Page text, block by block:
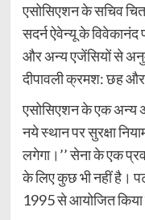
एसोसिएशन के सचिव
सदर्न ऐवेन्यू के
और अन्य एजेंसियों से
दीपावली क्रमश: छह और
एसोसिएशन के एक अन्य
नये स्थान पर सुरक्षा
लगेगा।’’ सेना के एक
के लिए कुछ भी नहीं है।
1995 से आयोजित किया